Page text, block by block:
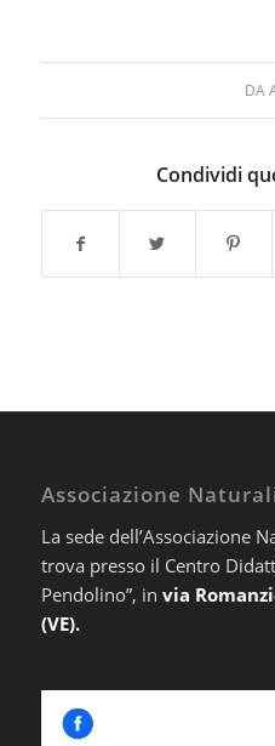
DA
Condividi
Associazione
La sede dell’Associazione
trova presso il Centro
Pendolino”, in via
(VE).